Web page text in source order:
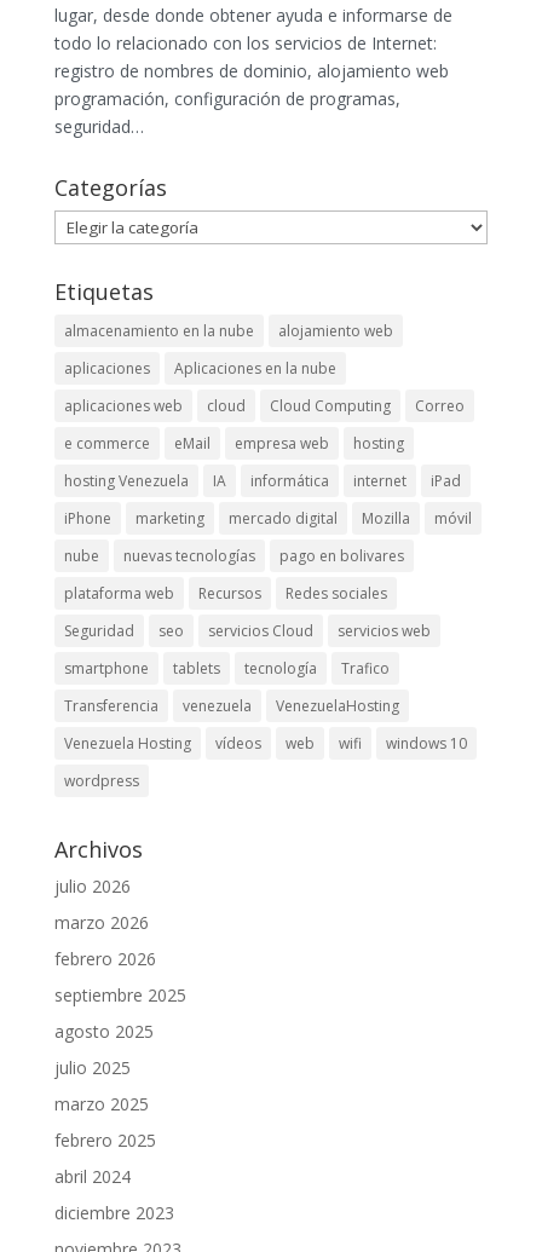
lugar, desde donde obtener ayuda e informarse de
todo lo relacionado con los servicios de Internet:
registro de nombres de dominio, alojamiento web
programación, configuración de programas,
seguridad…
Categorías
Categorías
Etiquetas
almacenamiento en la nube
alojamiento web
aplicaciones
Aplicaciones en la nube
aplicaciones web
cloud Cloud Computing
Correo
e commerce
eMail empresa web
hosting
hosting Venezuela
IA informática internet
iPad
iPhone
marketing mercado digital Mozilla
móvil
nube
nuevas tecnologías
pago en bolivares
plataforma web
Recursos
Redes sociales
Seguridad
seo servicios Cloud
servicios web
smartphone
tablets tecnología
Trafico
Transferencia
venezuela
VenezuelaHosting
Venezuela Hosting
vídeos web wifi
windows 10
wordpress
Archivos
julio 2026
marzo 2026
febrero 2026
septiembre 2025
agosto 2025
julio 2025
marzo 2025
febrero 2025
abril 2024
diciembre 2023